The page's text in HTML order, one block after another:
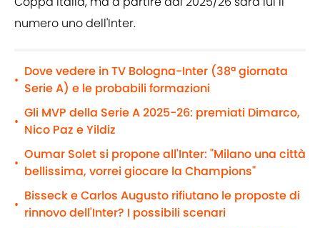
numero uno dell'Inter.
•
Dove vedere in TV Bologna-Inter (38ª giornata
Serie A) e le probabili formazioni
•
Gli MVP della Serie A 2025-26: premiati Dimarco,
Nico Paz e Yildiz
•
Oumar Solet si propone all'Inter: "Milano una città
bellissima, vorrei giocare la Champions"
•
Bisseck e Carlos Augusto rifiutano le proposte di
rinnovo dell'Inter? I possibili scenari